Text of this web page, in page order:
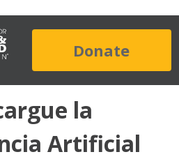
Donate
la
Artificial